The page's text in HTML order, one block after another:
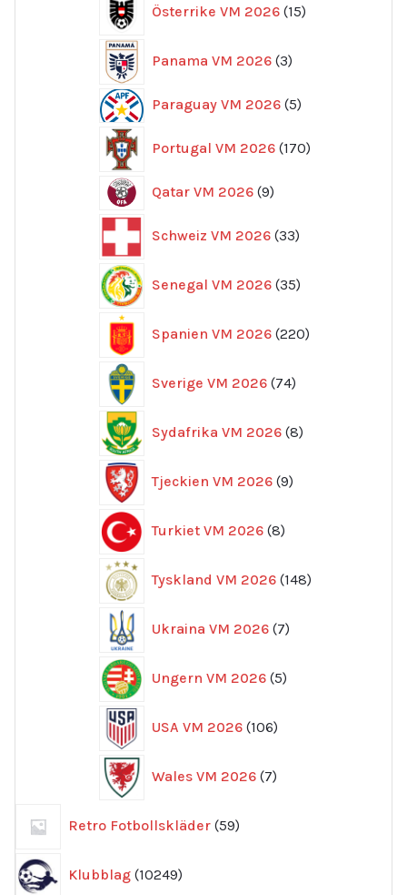
Österrike VM 2026 15
produkter
Panama VM 2026 3
produkter
Paraguay VM 2026 55
Portugal VM 2026 170
produkter
Qatar VM 2026 99
Schweiz VM 2026 33
produkter
Senegal VM 2026 35
produkter
Spanien VM 2026 220
produkter
Sverige VM 2026 74
produkter
Sydafrika VM 2026 8
produkter
Tjeckien VM 2026 9
produkter
Turkiet VM 2026 8
produkter
Tyskland VM 2026 148
produkter
Ukraina VM 2026 7
produkter
Ungern VM 2026 5
produkter
USA VM 2026 106
produkter
Wales VM 2026 7
produkter
Retro Fotbollskläder 59
produkter
Klubblag 10249
produkter